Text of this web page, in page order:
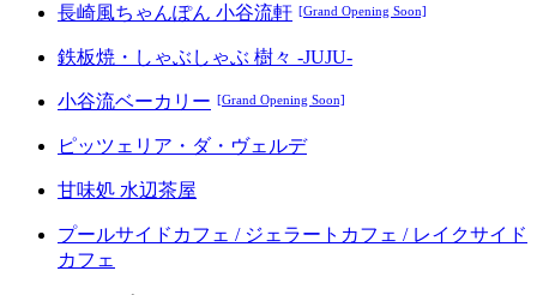
長崎風ちゃんぽん 小谷流軒 [Grand Opening Soon]
鉄板焼・しゃぶしゃぶ 樹々 -JUJU-
小谷流ベーカリー [Grand Opening Soon]
ピッツェリア・ダ・ヴェルデ
甘味処 水辺茶屋
プールサイドカフェ / ジェラートカフェ / レイクサイド
カフェ